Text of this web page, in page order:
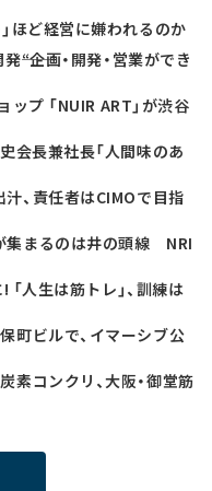
ほど経営に嫌われるのか
企画・開発・営業ができ
プ 「NUIR ART」が渋谷
会長兼社長「人間味のあ
、責任者はCIMOで目指
集まるのは井の頭線 NRI
人生は筋トレ」、訓練は
町ビルで、イマーシブ公
素コンクリ、大阪・御堂筋